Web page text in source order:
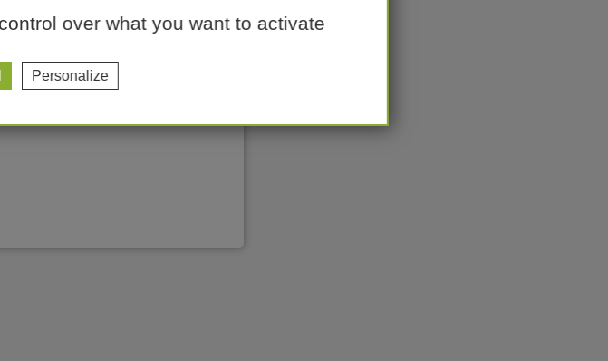
over what you want to activate
Personalize